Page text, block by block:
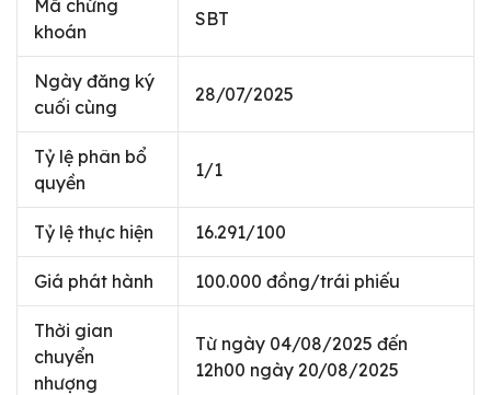
Mã chứng
khoán
SBT
Ngày đăng ký
cuối cùng
28/07/2025
Tỷ lệ phân bổ
quyền
1/1
Tỷ lệ thực hiện 16.291/100
Giá phát hành 100.000 đồng/trái phiếu
Thời gian
chuyển
nhượng
Từ ngày 04/08/2025 đến
12h00 ngày 20/08/2025